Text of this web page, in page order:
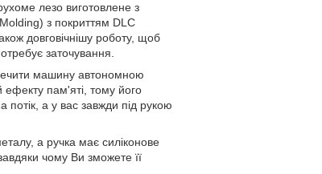
лезо виготовлене з
з покриттям DLC
довговічнішу роботу, щоб
заточування.
машину автономною
пам'яті, тому його
а у вас завжди під рукою
а ручка має силіконове
чому Ви зможете її